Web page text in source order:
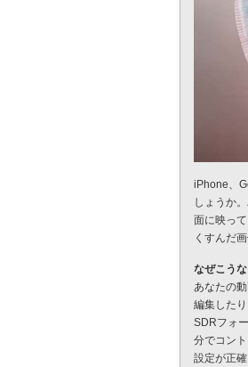
iPhone、
しょうか
面に映っ
くすんだ画
なぜこう
あなたの
編集した
SDRフォ
分でコン
設定が正